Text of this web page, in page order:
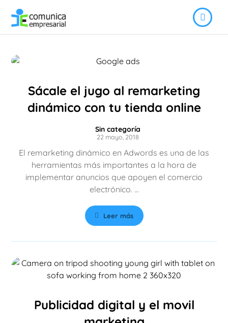
Sácale el jugo al remarketing
dinámico con tu tienda online
Sin categoría
22 mayo, 2018
El remarketing dinámico en Adwords es una de las
herramientas más importantes a la hora de
implementar anuncios que apoyen el comercio
electrónico. ...
Leer más
Publicidad digital y el movil